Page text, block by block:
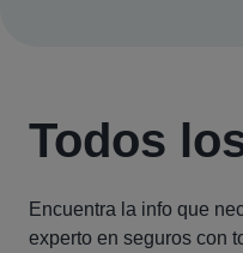
Todos
Encuentra la info que
experto en seguros con